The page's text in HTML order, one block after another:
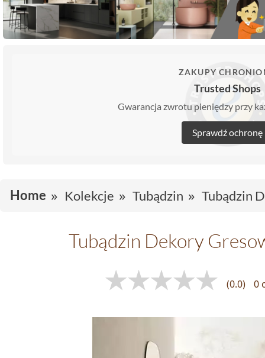
ZAKUPY
Trusted Shops
Gwarancja zwrotu pieniędzy przy
Sprawdź ochronę
Home Kolekcje Tubądzin Tubądzin
Tubądzin Dekory
(0.0) 0